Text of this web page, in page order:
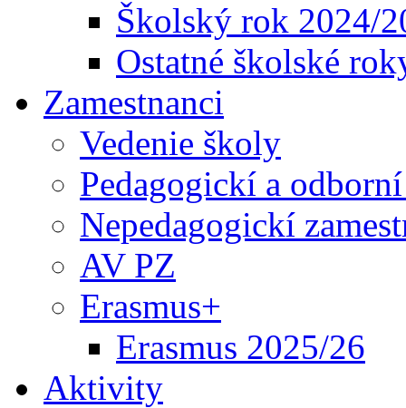
Školský rok 2024/
Ostatné školské
Zamestnanci
Vedenie školy
Pedagogickí a
Nepedagogickí
AV PZ
Erasmus+
Erasmus 2025/26
Aktivity